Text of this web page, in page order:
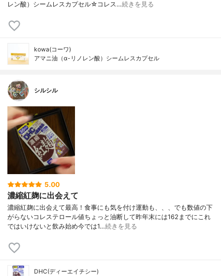
レン酸）シームレスカプセル☆コレス…続きを見る
kowa(コーワ)
アマニ油（α-リノレン酸）シームレスカプセル
シルシル
5.00
濃縮紅麹に出会えて
濃縮紅麹に出会えて最高！食事にも気を付け運動も、、、でも数値の下
がらないコレステロール値ちょっと油断して昨年末には162までにこれ
ではいけないと飲み始め今では1…続きを見る
DHC(ディーエイチシー)